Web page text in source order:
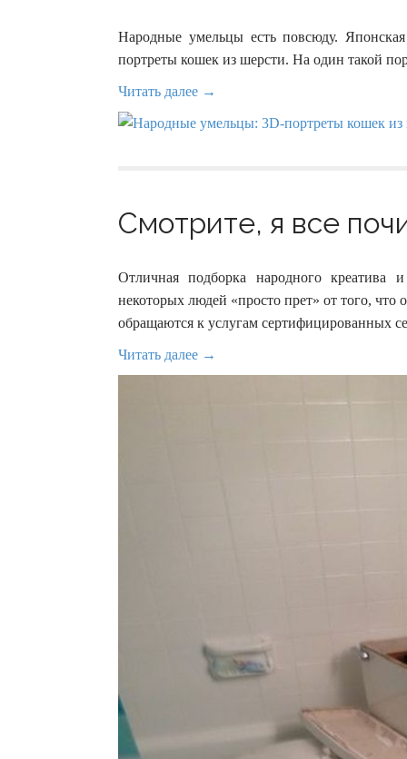
Народные умельцы есть повсюду.
портреты кошек из шерсти. На один такой
Читать далее →
Смотрите, я все
Отличная подборка народного креатива
некоторых людей «просто прет» от того,
обращаются к услугам сертифицированных
Читать далее →